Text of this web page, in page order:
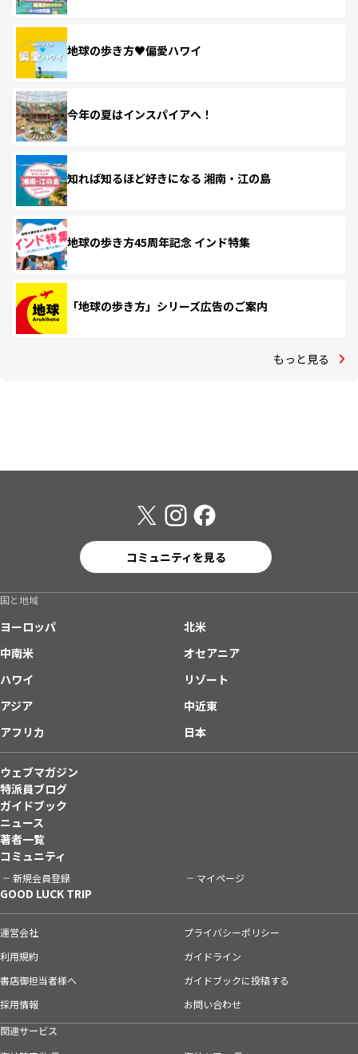
地球の歩き方♥偏愛ハワイ
今年の夏はインスパイアへ！
知れば知るほど好きになる 湘南・江の島
地球の歩き方45周年記念 インド特集
「地球の歩き方」シリーズ広告のご案内
もっと見る
コミュニティを見る
国と地域
ヨーロッパ
北米
中南米
オセアニア
ハワイ
リゾート
アジア
中近東
アフリカ
日本
ウェブマガジン
特派員ブログ
ガイドブック
ニュース
著者一覧
コミュニティ
新規会員登録 マイページ
GOOD LUCK TRIP
運営会社
プライバシーポリシー
利用規約
ガイドライン
書店御担当者様へ
ガイドブックに投稿する
採用情報
お問い合わせ
関連サービス